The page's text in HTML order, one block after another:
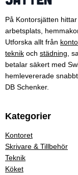
På Kontorsjätten
arbetsplats,
Utforska allt från
teknik och städning ,
betalar säkert med
hemlevererade
DB Schenker.
Kategorier
Kontoret
Skrivare & Tillbehör
Teknik
Köket